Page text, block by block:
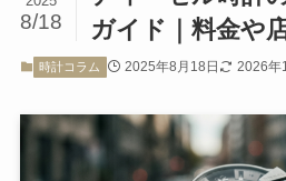
ガイド｜料金や
8/18
時計コラム 2025年8月18日 2026年